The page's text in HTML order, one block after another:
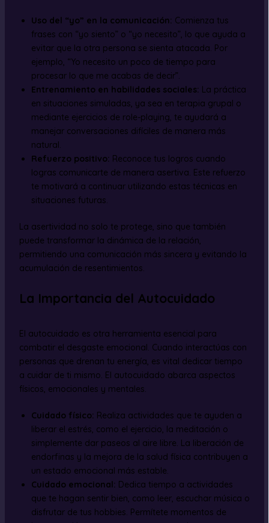
Uso del “yo” en la comunicación: Comienza tus
frases con “yo siento” o “yo necesito”, lo que ayuda a
evitar que la otra persona se sienta atacada. Por
ejemplo, “Yo necesito un poco de tiempo para
procesar lo que me acabas de decir”.
Entrenamiento en habilidades sociales: La práctica
en situaciones simuladas, ya sea en terapia grupal o
mediante ejercicios de role-playing, te ayudará a
manejar conversaciones difíciles de manera más
natural.
Refuerzo positivo: Reconoce tus logros cuando
logras comunicarte de manera asertiva. Este refuerzo
te motivará a continuar utilizando estas técnicas en
situaciones futuras.
La asertividad no solo te protege, sino que también
puede transformar la dinámica de la relación,
permitiendo una comunicación más sincera y evitando la
acumulación de resentimientos.
La Importancia del Autocuidado
El autocuidado es otra herramienta esencial para
combatir el desgaste emocional. Cuando interactúas con
personas que drenan tu energía, es vital dedicar tiempo
a cuidar de ti mismo. El autocuidado abarca aspectos
físicos, emocionales y mentales.
Cuidado físico: Realiza actividades que te ayuden a
liberar el estrés, como el ejercicio, la meditación o
simplemente dar paseos al aire libre. La liberación de
endorfinas y la mejora de la salud física contribuyen a
un estado emocional más estable.
Cuidado emocional: Dedica tiempo a actividades
que te hagan sentir bien, como leer, escuchar música o
disfrutar de tus hobbies. Permítete momentos de